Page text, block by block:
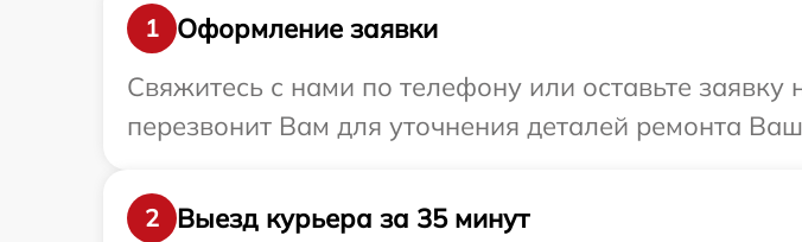
1
Оформление заявки
Свяжитесь с нами по телефону или оставьте заявку
перезвонит Вам для уточнения деталей ремонта
2
Выезд курьера за 35 минут